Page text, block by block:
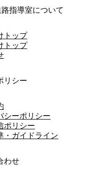
路指導室について
トップ
トップ
リシー
シーポリシー
ポリシー
・ガイドライン
わせ